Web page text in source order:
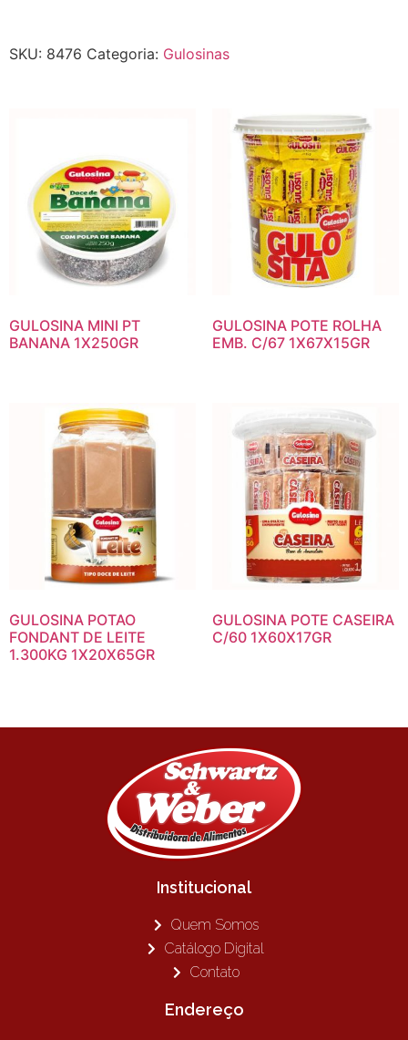
SKU: 8476 Categoria: Gulosinas
GULOSINA MINI PT
BANANA 1X250GR
GULOSINA POTE ROLHA
EMB. C/67 1X67X15GR
GULOSINA POTAO
FONDANT DE LEITE
1.300KG 1X20X65GR
GULOSINA POTE CASEIRA
C/60 1X60X17GR
Institucional
Quem Somos
Catálogo Digital
Contato
Endereço